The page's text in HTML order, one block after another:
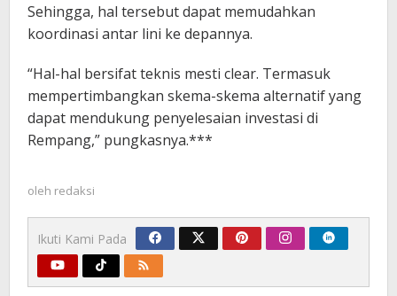
Sehingga, hal tersebut dapat memudahkan
koordinasi antar lini ke depannya.
“Hal-hal bersifat teknis mesti clear. Termasuk
mempertimbangkan skema-skema alternatif yang
dapat mendukung penyelesaian investasi di
Rempang,” pungkasnya.***
oleh redaksi
Ikuti Kami Pada